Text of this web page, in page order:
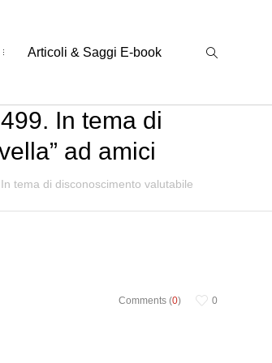
Articoli & Saggi E-book
In tema di
ad amici
tema di disconoscimento valutabile
Comments (0) 0